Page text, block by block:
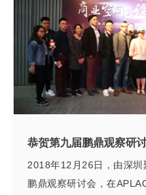
恭贺第九届鹏鼎观察研
2018年12月26日，由深
鹏鼎观察研讨会，在